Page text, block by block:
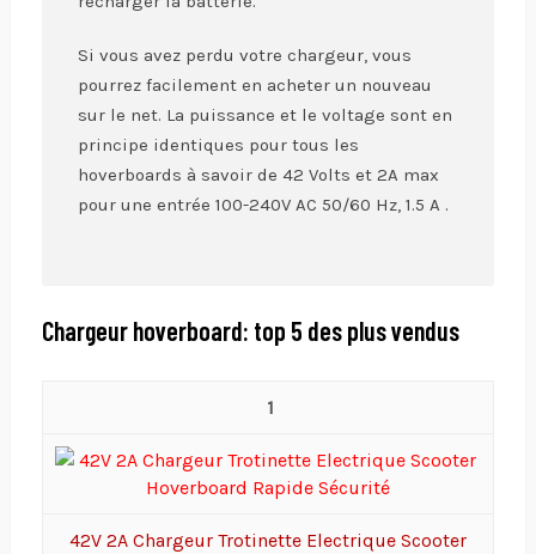
Si vous avez perdu votre chargeur, vous
pourrez facilement en acheter un nouveau
sur le net. La puissance et le voltage sont en
principe identiques pour tous les
hoverboards à savoir de 42 Volts et 2A max
pour une entrée 100-240V AC 50/60 Hz, 1.5 A .
Chargeur hoverboard: top 5 des plus vendus
1
42V 2A Chargeur Trotinette Electrique Scooter